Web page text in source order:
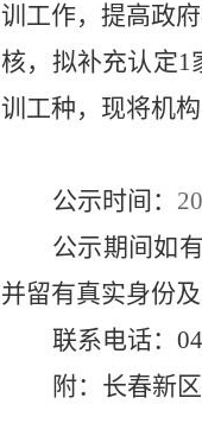
训工作，提高政
核，拟补充认定1
训工种，现将机
公示时间：
公示期间如
并留有真实身份及
联系电话：
附：长春新区